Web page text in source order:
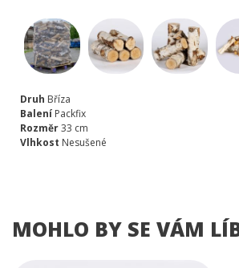
Druh Bříza
Balení Packfix
Rozměr33 cm
Vlhkost Nesušené
MOHLO BY SE VÁM